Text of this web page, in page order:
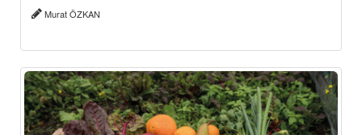
Murat ÖZKAN